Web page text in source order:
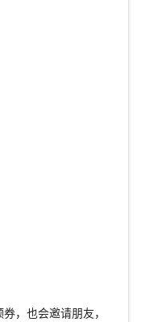
，也会邀请朋友，